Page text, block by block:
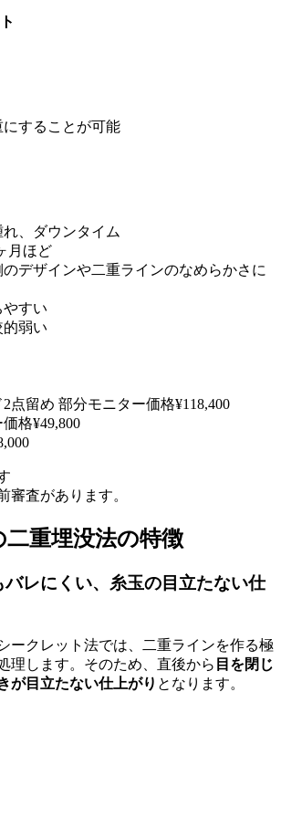
することが可能
、ダウンタイム
月ほど
のデザインや二重ラインのなめらかさに
やすい
弱い
点留め 部分モニター価格¥118,400
価格¥49,800
査があります。
重埋没法の特徴
レにくい、糸玉の目立たない仕
ークレット法では、二重ラインを作る極
理します。そのため、直後から 目を閉じ
が目立たない仕上がり となります。